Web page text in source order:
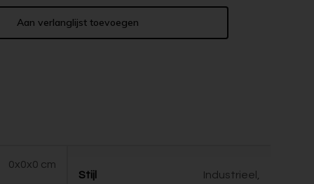
Aan verlanglijst toevoegen
0x0x0 cm
Stijl
Industrieel,